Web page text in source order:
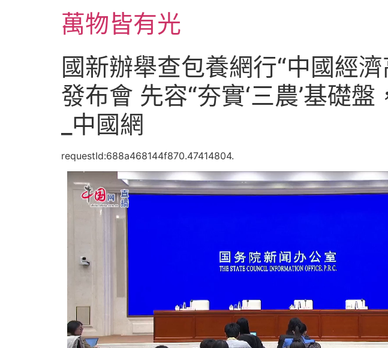
萬物皆有光
國新辦舉查包養網行“中國經
發布會 先容“夯實‘三農’基礎
_中國網
requestId:688a468144f870.47414804.